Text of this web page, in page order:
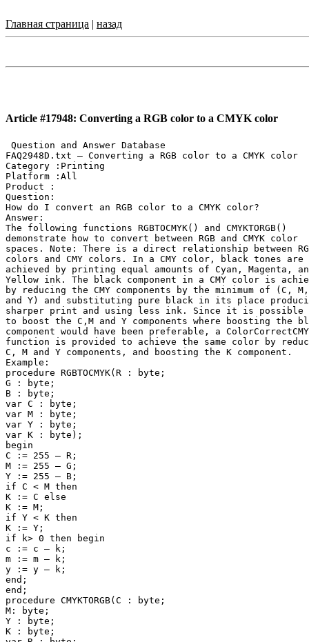
Главная страница | назад
Article #17948: Converting a RGB color to a CMYK color
Question and Answer Database
FAQ2948D.txt — Converting a RGB color to a CMYK color
Category :Printing
Platform :All
Product :
Question:
How do I convert an RGB color to a CMYK color?
Answer:
The following functions RGBTOCMYK() and CMYKTORGB()
demonstrate how to convert between RGB and CMYK color
spaces. Note: There is a direct relationship between
colors and CMY colors. In a CMY color, black tones are
achieved by printing equal amounts of Cyan, Magenta,
Yellow ink. The black component in a CMY color is
by reducing the CMY components by the minimum of (C, M,
and Y) and substituting pure black in its place
sharper print and using less ink. Since it is possible
to boost the C,M and Y components where boosting the
component would have been preferable, a
function is provided to achieve the same color by
C, M and Y components, and boosting the K component.
Example:
procedure RGBTOCMYK(R : byte;
G : byte;
B : byte;
var C : byte;
var M : byte;
var Y : byte;
var K : byte);
begin
C := 255 — R;
M := 255 — G;
Y := 255 — B;
if C < M then
K := C else
K := M;
if Y < K then
K := Y;
if k> 0 then begin
c := c — k;
m := m — k;
y := y — k;
end;
end;
procedure CMYKTORGB(C : byte;
M: byte;
Y : byte;
K : byte;